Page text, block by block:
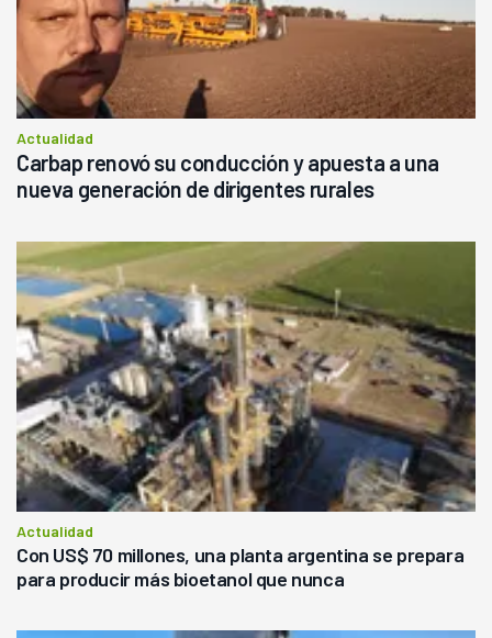
Actualidad
Carbap renovó su conducción y apuesta a una
nueva generación de dirigentes rurales
Actualidad
Con US$ 70 millones, una planta argentina se prepara
para producir más bioetanol que nunca